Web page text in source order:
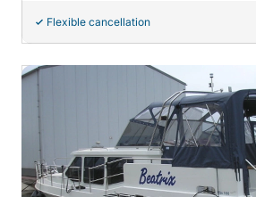
Flexible cancellation